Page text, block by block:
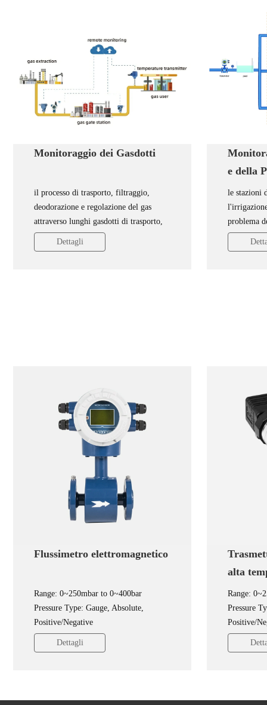
Monitoraggio dei Gasdotti
il processo di trasporto, filtraggio,
deodorazione e regolazione del gas
attraverso lunghi gasdotti di trasporto,
dall'estrazione all'utilizzo da parte
dell'utente finale, in cui il monitoraggio
Dettagli
e della
di
le stazioni
problema
autogestite
Flussimetro elettromagnetico
Range: 0~250mbar to 0~400bar
Pressure Type: Gauge, Absolute,
Positive/Negative
Accuracy: ±0.25%FS, ±0.5%FS
Output: 4mA~20mA DC, 0/1V~5/10V
Dettagli
alta
Range:
Pressure
Positive/
Accuracy:
Output: